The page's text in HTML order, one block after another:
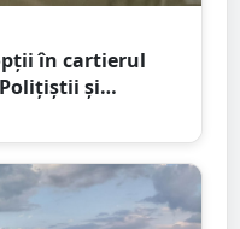
în cartierul
și
un apel la 112